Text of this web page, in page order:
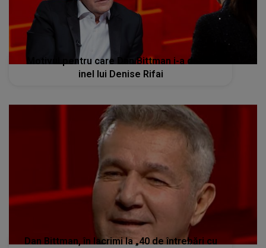
Motivul pentru care Dan Bittman i-a dat un
inel lui Denise Rifai
Dan Bittman, în lacrimi la „40 de întrebări cu